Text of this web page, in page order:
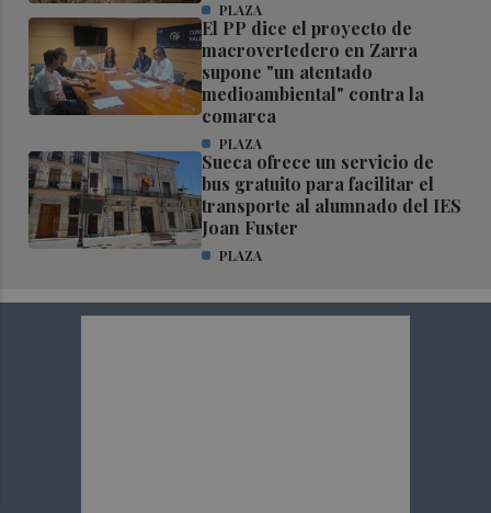
PLAZA
El PP dice el proyecto de
macrovertedero en Zarra
supone "un atentado
medioambiental" contra la
comarca
PLAZA
Sueca ofrece un servicio de
bus gratuito para facilitar el
transporte al alumnado del IES
Joan Fuster
PLAZA